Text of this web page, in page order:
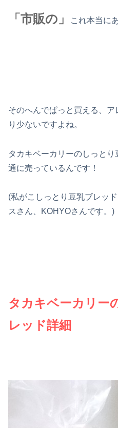
「市販の」 これ本当に
そのへんでぱっと買える、
り少ないですよね。
タカキベーカリーのしっと
通に売っているんです！
(私がこしっとり豆乳ブレッ
スさん、KOHYOさんです。)
タカキベーカリー
レッド詳細